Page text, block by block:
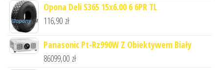
Opona Deli S365 15x6.00 6 6PR TL
116,90 zł
Panasonic Pt-Rz990W Z Obiektywem Biały
86099,00 zł